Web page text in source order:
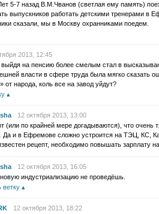
5-7 назад В.М.Чванов (светлая ему память)
выпускников работать детскими тренерами в
сказали, мы в Москву охранниками поедем.
2013, 12:45
на пенсию более смелым стал в
власти в сфере труда была мягко сказать
от народа, коль все на завод уйдут?
12 октября 2013, 13:00
(или по крайней мере догадываются), что очень
Да и в Ефремове сложно устроится на ТЭЦ, КС,
рецепт, необходимо повышать зарплату
12 октября 2013, 16:05
индустриализацию не проведёшь.
ветку
12 октября 2013, 18:22